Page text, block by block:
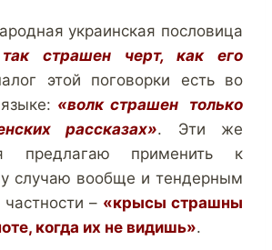
украинская пословица
страшен черт, как его
этой поговорки есть во
«волк страшен только
рассказах». Эти же
предлагаю применить к
случаю вообще и тендерным
– «крысы страшны
когда их не видишь».